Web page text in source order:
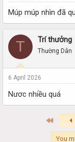
Múp múp nhìn đã
T Trí thưởng
Thường Dân
6 April 2026
Nươc nhiều quá
You